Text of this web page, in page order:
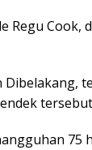
Regu Cook,
Dibelakang,
75